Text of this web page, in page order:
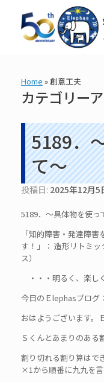
Home »創意工夫
カテゴリー
5189．
て〜
投稿日: 2025年12月5
5189．～具体物を使っ
「知的障害・発達障
す！」： 造形リトミ
ス）
・・・明るく、楽し
今日のＥlephasブログ
おはようございます。
Ｓくんとあまりのある
割り切れる割り算はで
×1から順番に九九を言